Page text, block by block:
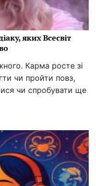
яких Всесвіт
Карма росте зі
чи пройти повз,
чи спробувати ще